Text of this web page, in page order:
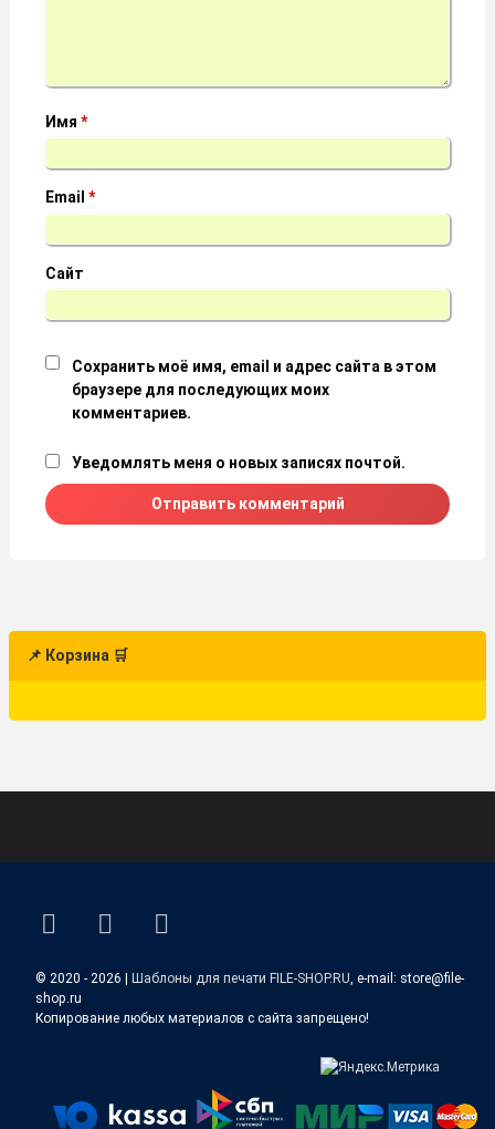
Имя *
Email *
Сайт
Сохранить моё имя, email и адрес сайта в этом
браузере для последующих моих
комментариев.
Уведомлять меня о новых записях почтой.
📌 Корзина 🛒
ВКонтакте
YouTube
E-mail
© 2020 - 2026 | Шаблоны для печати FILE-SHOP.RU , e-mail: store@file-
shop.ru
Копирование любых материалов с сайта запрещено!